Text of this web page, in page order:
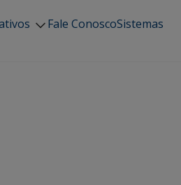
Fale ConoscoSistemas